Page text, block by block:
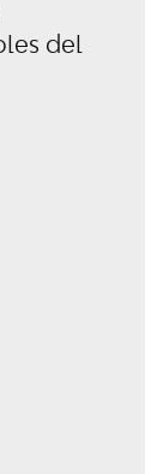
del